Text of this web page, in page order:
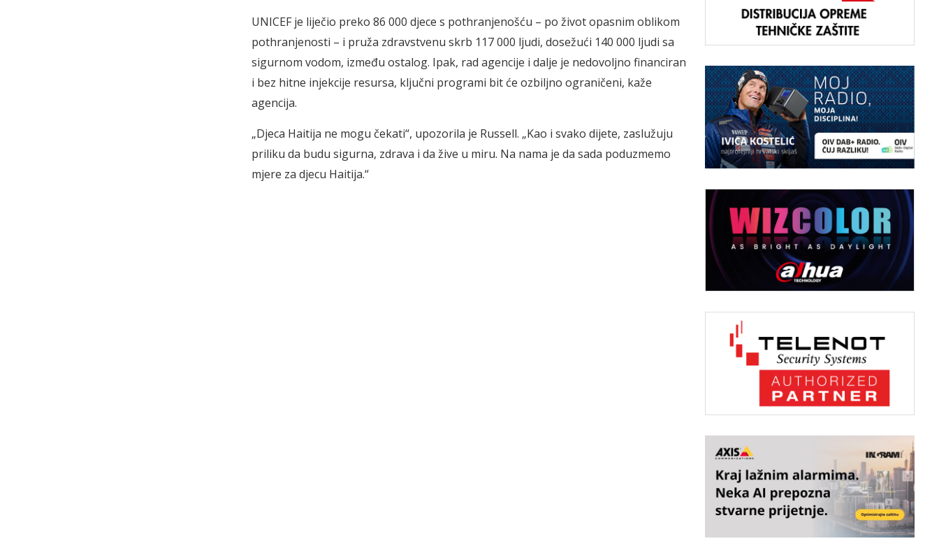
UNICEF je liječio preko 86 000 djece s pothranjenošću – po život opasnim oblikom
pothranjenosti – i pruža zdravstvenu skrb 117 000 ljudi, dosežući 140 000 ljudi sa
sigurnom vodom, između ostalog. Ipak, rad agencije i dalje je nedovoljno financiran
i bez hitne injekcije resursa, ključni programi bit će ozbiljno ograničeni, kaže
agencija.
„Djeca Haitija ne mogu čekati“, upozorila je Russell. „Kao i svako dijete, zaslužuju
priliku da budu sigurna, zdrava i da žive u miru. Na nama je da sada poduzmemo
mjere za djecu Haitija.“